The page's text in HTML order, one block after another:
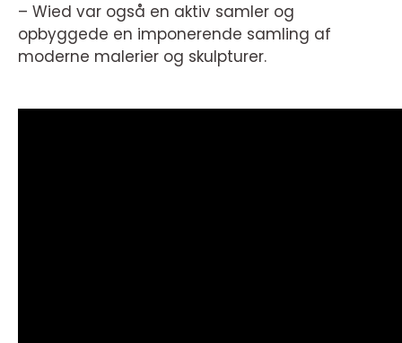
– Wied var også en aktiv samler og
opbyggede en imponerende samling af
moderne malerier og skulpturer.